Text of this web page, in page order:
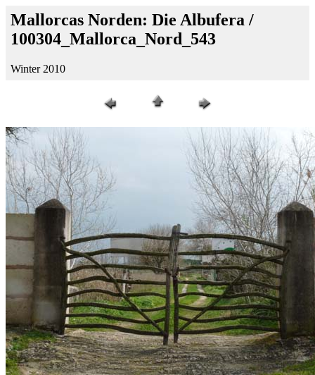
Mallorcas Norden: Die Albufera /
100304_Mallorca_Nord_543
Winter 2010